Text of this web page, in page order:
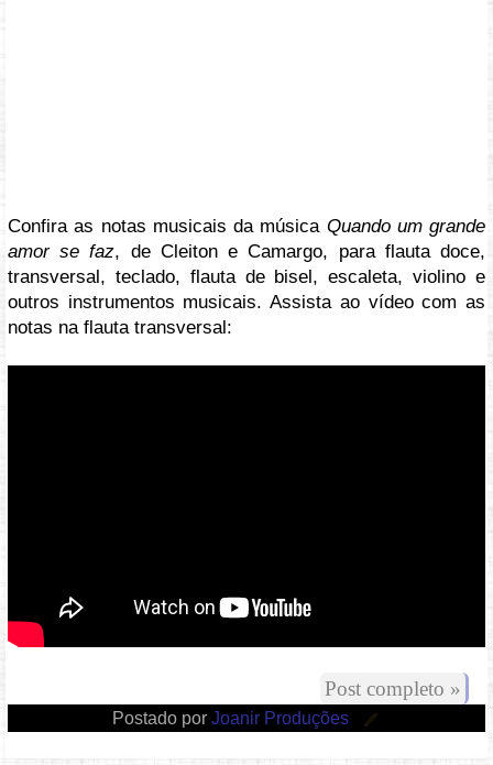
Confira as notas musicais da música Quando um grande
amor se faz, de Cleiton e Camargo, para flauta doce,
transversal, teclado, flauta de bisel, escaleta, violino e
outros instrumentos musicais. Assista ao vídeo com as
notas na flauta transversal:
Post completo »
Postado por Joanir Produções